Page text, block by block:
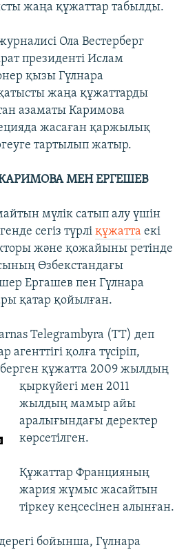
жаңа құжаттар табылды.
Ола Вестерберг
президенті Ислам
қызы Гүлнара
жаңа құжаттарды
азаматы Каримова
жасаған қаржылық
тартылып жатыр.
МЕН ЕРГЕШЕВ
мүлік сатып алу үшін
сегіз түрлі құжатта екі
және қожайыны ретінде
Өзбекстандағы
Ергашев пен Гүлнара
қатар қойылған.
Telegrambyra (TT) деп
қолға түсіріп,
құжатта 2009 жылдың
қыркүйегі мен 2011
жылдың мамыр айы
аралығындағы деректер
көрсетілген.
Құжаттар Францияның
жария жұмыс жасайтын
тіркеу кеңсесінен алынған.
бойынша, Гүлнара